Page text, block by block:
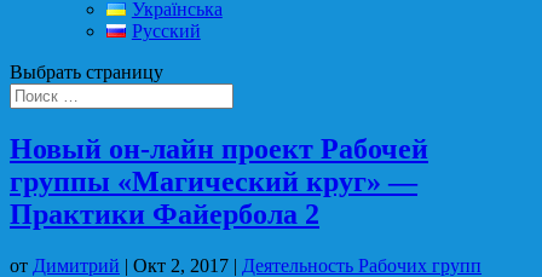
Українська
Русский
Выбрать страницу
Новый он-лайн проект Рабочей
группы «Магический круг» —
Практики Файербола 2
от Димитрий | Окт 2, 2017 | Деятельность Рабочих групп